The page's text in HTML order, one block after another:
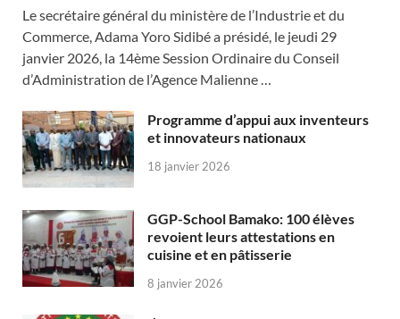
Le secrétaire général du ministère de l’Industrie et du
Commerce, Adama Yoro Sidibé a présidé, le jeudi 29
janvier 2026, la 14ème Session Ordinaire du Conseil
d’Administration de l’Agence Malienne …
Programme d’appui aux inventeurs
et innovateurs nationaux
18 janvier 2026
GGP-School Bamako: 100 élèves
revoient leurs attestations en
cuisine et en pâtisserie
8 janvier 2026